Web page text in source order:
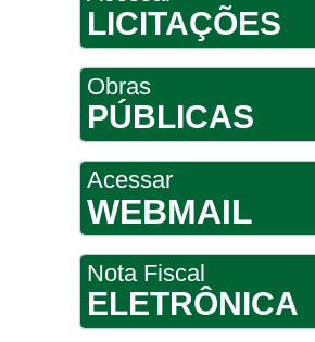
LICITAÇÕES
Obras
PÚBLICAS
Acessar
WEBMAIL
Nota Fiscal
ELETRÔNICA